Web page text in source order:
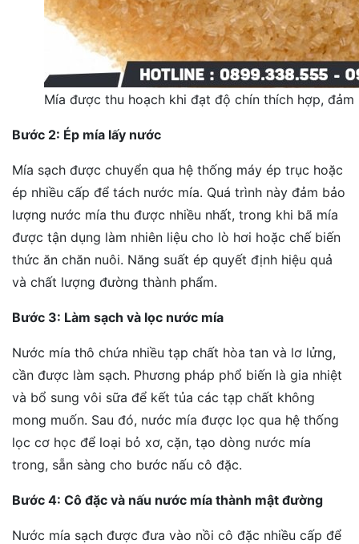
Mía được thu hoạch khi đạt độ chín thích hợp,
Bước 2: Ép mía lấy nước
Mía sạch được chuyển qua hệ thống máy ép trục hoặc
ép nhiều cấp để tách nước mía. Quá trình này đảm bảo
lượng nước mía thu được nhiều nhất, trong khi bã mía
được tận dụng làm nhiên liệu cho lò hơi hoặc chế biến
thức ăn chăn nuôi. Năng suất ép quyết định hiệu quả
và chất lượng đường thành phẩm.
Bước 3: Làm sạch và lọc nước mía
Nước mía thô chứa nhiều tạp chất hòa tan và lơ lửng,
cần được làm sạch. Phương pháp phổ biến là gia nhiệt
và bổ sung vôi sữa để kết tủa các tạp chất không
mong muốn. Sau đó, nước mía được lọc qua hệ thống
lọc cơ học để loại bỏ xơ, cặn, tạo dòng nước mía
trong, sẵn sàng cho bước nấu cô đặc.
Bước 4: Cô đặc và nấu nước mía thành mật đường
Nước mía sạch được đưa vào nồi cô đặc nhiều cấp để